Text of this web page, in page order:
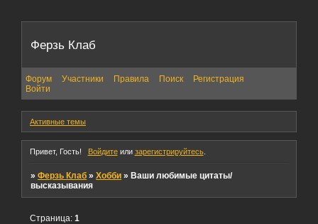
Ферзь Клаб
Форум Участники Правила Поиск
Регистрация
Войти
Активные темы
Привет, Гость! Войдитеили зарегистрируйтесь.
»Ферзь Клаб »Хобби »Ваши любимые цитаты/
высказывания
Страница:1